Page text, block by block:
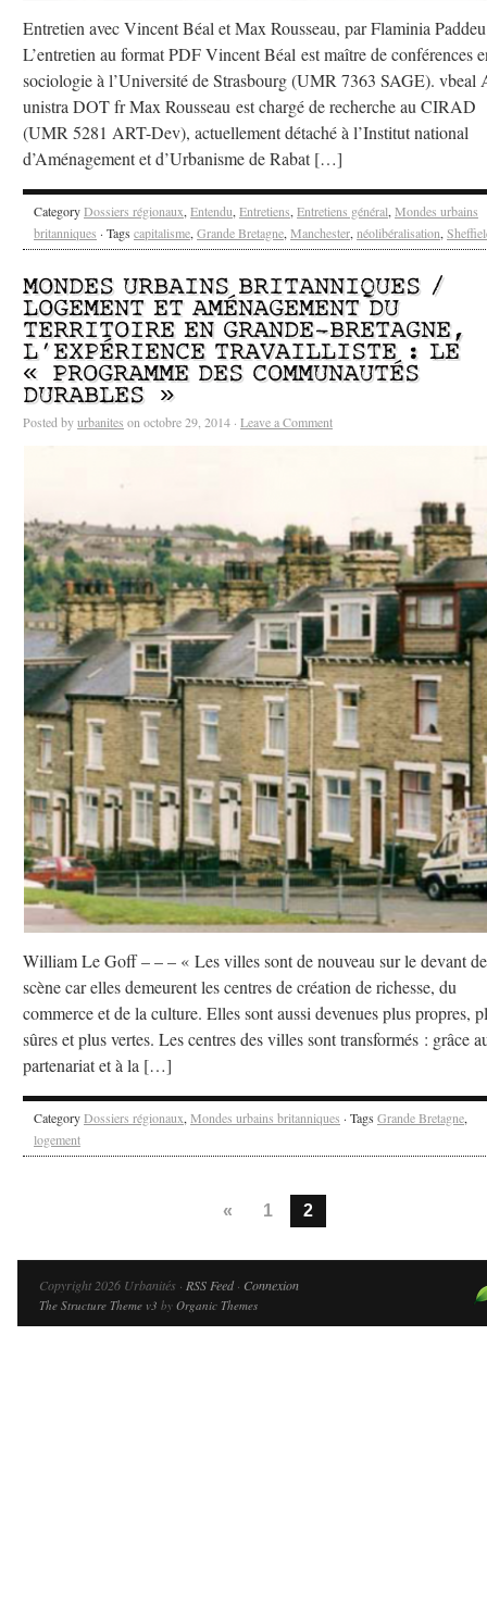
Entretien avec Vincent Béal et Max Rousseau, par Flaminia
L’entretien au format PDF Vincent Béal est maître de conférences
sociologie à l’Université de Strasbourg (UMR 7363 SAGE). vbeal
unistra DOT fr Max Rousseau est chargé de recherche au CIRAD
(UMR 5281 ART-Dev), actuellement détaché à l’Institut national
d’Aménagement et d’Urbanisme de Rabat […]
CategoryDossiers régionaux, Entendu, Entretiens, Entretiens général, Mondes urbains
britanniques · Tags capitalisme, Grande Bretagne, Manchester, néolibéralisation,
MONDES URBAINS BRITANNIQUES /
LOGEMENT ET AMÉNAGEMENT DU
TERRITOIRE EN GRANDE-BRETAGNE,
L’EXPÉRIENCE TRAVAILLISTE : LE
« PROGRAMME DES COMMUNAUTÉS
DURABLES »
Posted byurbanites on octobre 29, 2014 · Leave a Comment
William Le Goff – – – « Les villes sont de nouveau sur le devant
scène car elles demeurent les centres de création de richesse, du
commerce et de la culture. Elles sont aussi devenues plus propres,
sûres et plus vertes. Les centres des villes sont transformés : grâce
partenariat et à la […]
CategoryDossiers régionaux, Mondes urbains britanniques · Tags Grande Bretagne,
logement
« 1 2
Copyright 2026 Urbanités · RSS Feed· Connexion
The Structure Theme v3 by Organic Themes